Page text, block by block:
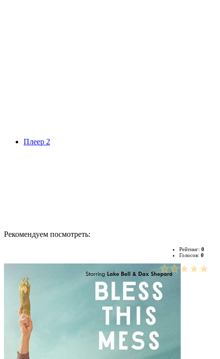
Плеер 2
Рекомендуем посмотреть:
Рейтинг: 0
Голосов: 0